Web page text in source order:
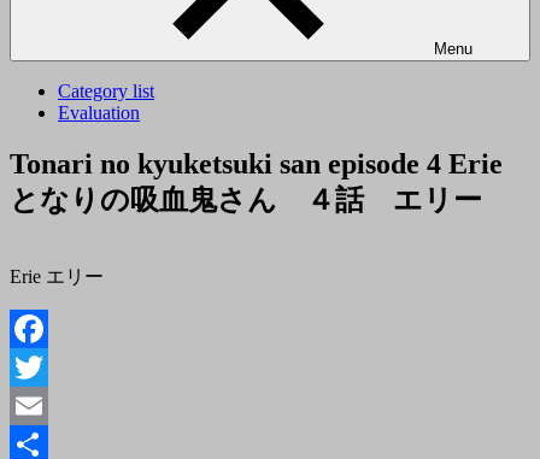
Menu
Category list
Evaluation
Tonari no kyuketsuki san episode 4 Erie
となりの吸血鬼さん ４話 エリー
Erie エリー
Facebook
Twitter
Email